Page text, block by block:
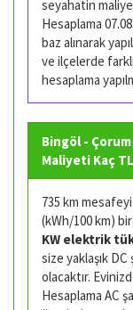
seyahatin
Hesaplama
baz alınarak
ve ilçelerde
hesaplama
Bingöl -
Maliyeti Kaç
735 km
(kWh/100 km)
KW elektrik
size yaklaşık DC
olacaktır.
Hesaplama AC